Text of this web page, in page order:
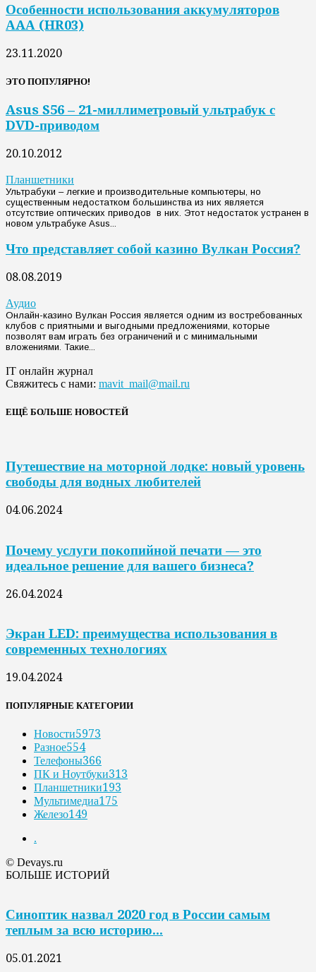
Особенности использования аккумуляторов
АAА (HR03)
23.11.2020
ЭТО ПОПУЛЯРНО!
Asus S56 – 21-миллиметровый ультрабук с
DVD-приводом
20.10.2012
Планшетники
Ультрабуки – легкие и производительные компьютеры, но
существенным недостатком большинства из них является
отсутствие оптических приводов в них. Этот недостаток устранен в
новом ультрабуке Asus...
Что представляет собой казино Вулкан Россия?
08.08.2019
Аудио
Онлайн-казино Вулкан Россия является одним из востребованных
клубов с приятными и выгодными предложениями, которые
позволят вам играть без ограничений и с минимальными
вложениями. Такие...
IT онлайн журнал
Свяжитесь с нами: mavit_mail@mail.ru
ЕЩЁ БОЛЬШЕ НОВОСТЕЙ
Путешествие на моторной лодке: новый уровень
свободы для водных любителей
04.06.2024
Почему услуги покопийной печати — это
идеальное решение для вашего бизнеса?
26.04.2024
Экран LED: преимущества использования в
современных технологиях
19.04.2024
ПОПУЛЯРНЫЕ КАТЕГОРИИ
Новости5973
Разное554
Телефоны366
ПК и Ноутбуки313
Планшетники193
Мультимедиа175
Железо149
.
© Devays.ru
БОЛЬШЕ ИСТОРИЙ
Синоптик назвал 2020 год в России самым
теплым за всю историю...
05.01.2021